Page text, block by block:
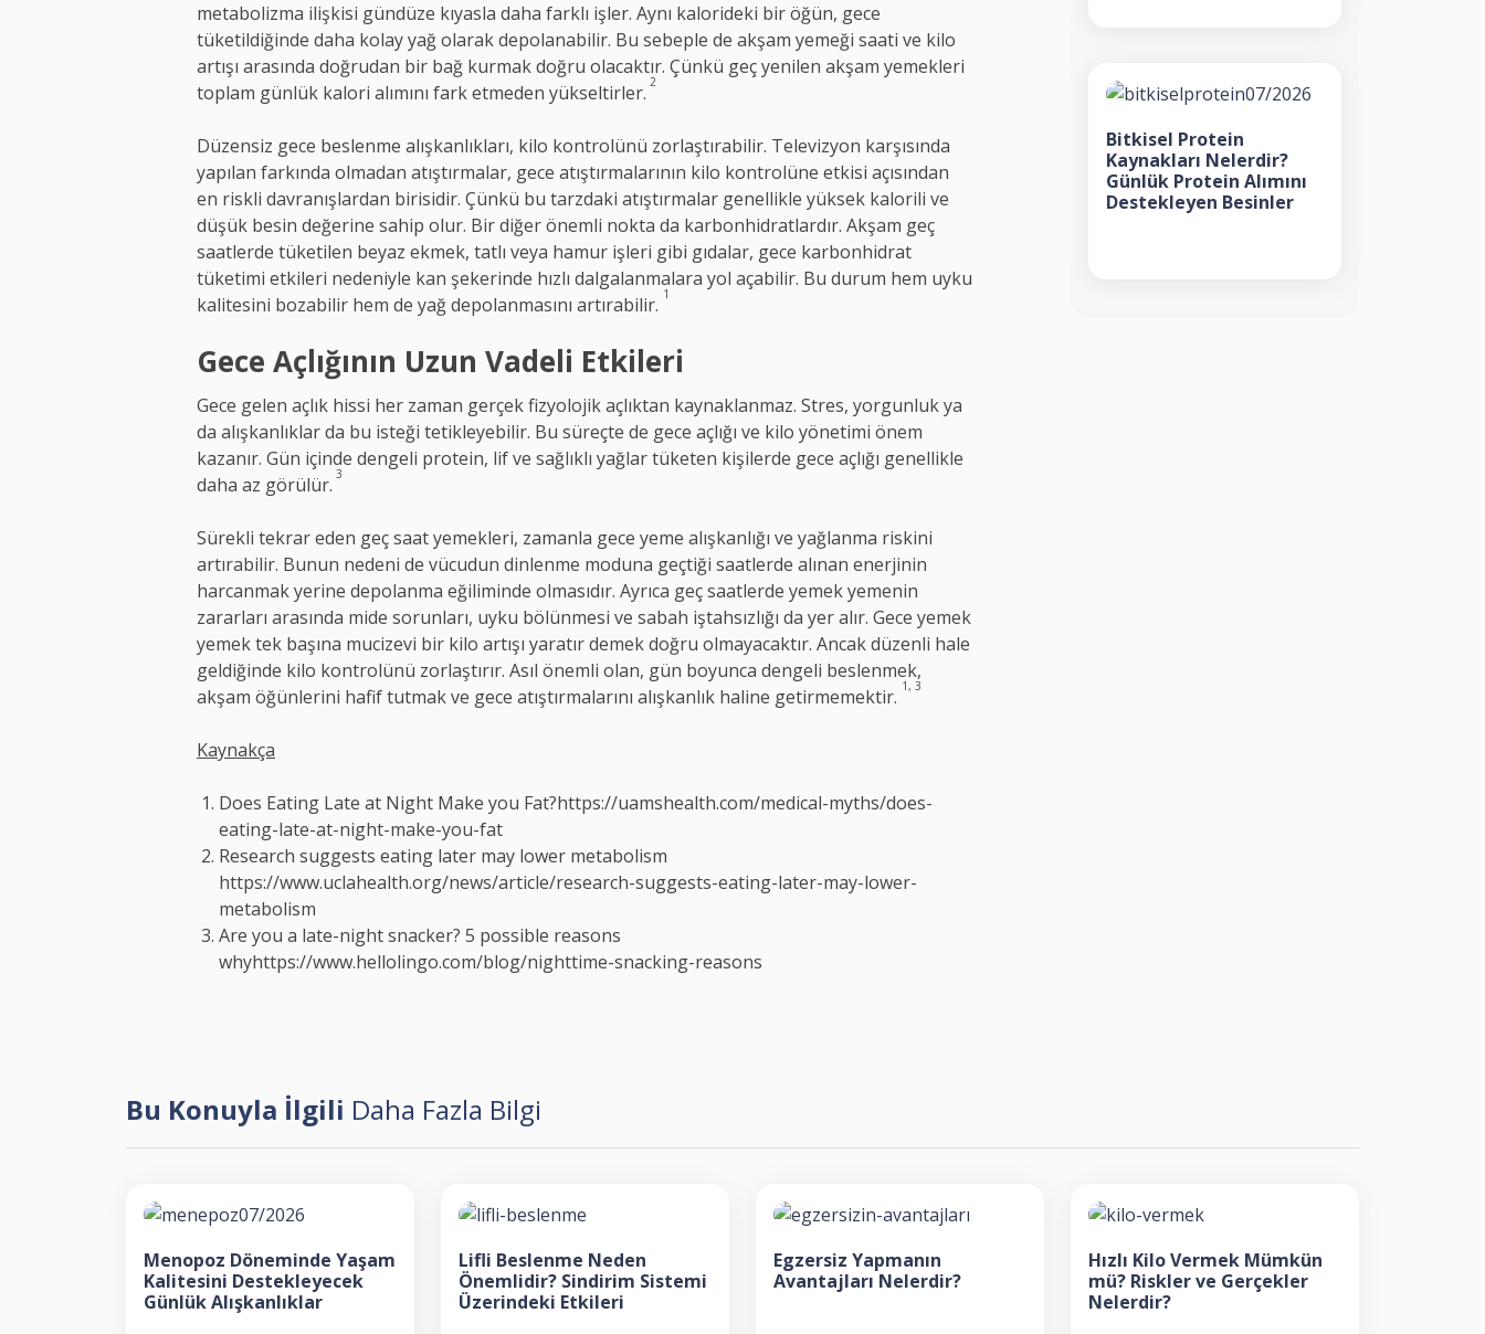
metabolizma ilişkisi gündüze kıyasla daha farklı işler. Aynı kalorideki bir öğün, gece
tüketildiğinde daha kolay yağ olarak depolanabilir. Bu sebeple de akşam yemeği saati ve kilo
artışı arasında doğrudan bir bağ kurmak doğru olacaktır. Çünkü geç yenilen akşam yemekleri
toplam günlük kalori alımını fark etmeden yükseltirler. 2
Düzensiz gece beslenme alışkanlıkları, kilo kontrolünü zorlaştırabilir. Televizyon karşısında
yapılan farkında olmadan atıştırmalar, gece atıştırmalarının kilo kontrolüne etkisi açısından
en riskli davranışlardan birisidir. Çünkü bu tarzdaki atıştırmalar genellikle yüksek kalorili ve
düşük besin değerine sahip olur. Bir diğer önemli nokta da karbonhidratlardır. Akşam geç
saatlerde tüketilen beyaz ekmek, tatlı veya hamur işleri gibi gıdalar, gece karbonhidrat
tüketimi etkileri nedeniyle kan şekerinde hızlı dalgalanmalara yol açabilir. Bu durum hem uyku
kalitesini bozabilir hem de yağ depolanmasını artırabilir. 1
Gece Açlığının Uzun Vadeli Etkileri
Gece gelen açlık hissi her zaman gerçek fizyolojik açlıktan kaynaklanmaz. Stres, yorgunluk ya
da alışkanlıklar da bu isteği tetikleyebilir. Bu süreçte de gece açlığı ve kilo yönetimi önem
kazanır. Gün içinde dengeli protein, lif ve sağlıklı yağlar tüketen kişilerde gece açlığı genellikle
daha az görülür. 3
Sürekli tekrar eden geç saat yemekleri, zamanla gece yeme alışkanlığı ve yağlanma riskini
artırabilir. Bunun nedeni de vücudun dinlenme moduna geçtiği saatlerde alınan enerjinin
harcanmak yerine depolanma eğiliminde olmasıdır. Ayrıca geç saatlerde yemek yemenin
zararları arasında mide sorunları, uyku bölünmesi ve sabah iştahsızlığı da yer alır. Gece yemek
yemek tek başına mucizevi bir kilo artışı yaratır demek doğru olmayacaktır. Ancak düzenli hale
geldiğinde kilo kontrolünü zorlaştırır. Asıl önemli olan, gün boyunca dengeli beslenmek,
akşam öğünlerini hafif tutmak ve gece atıştırmalarını alışkanlık haline getirmemektir. 1, 3
Kaynakça
Does Eating Late at Night Make you Fat?https://uamshealth.com/medical-myths/does-
eating-late-at-night-make-you-fat
Research suggests eating later may lower metabolism
https://www.uclahealth.org/news/article/research-suggests-eating-later-may-lower-
metabolism
Are you a late-night snacker? 5 possible reasons
whyhttps://www.hellolingo.com/blog/nighttime-snacking-reasons
Bitkisel Protein
Kaynakları Nelerdir?
Günlük Protein Alımını
Destekleyen Besinler
Bu Konuyla İlgili Daha Fazla Bilgi
Menopoz Döneminde Yaşam
Kalitesini Destekleyecek
Günlük Alışkanlıklar
Lifli Beslenme Neden
Önemlidir? Sindirim Sistemi
Üzerindeki Etkileri
Egzersiz Yapmanın
Avantajları Nelerdir?
Hızlı Kilo Vermek Mümkün
mü? Riskler ve Gerçekler
Nelerdir?